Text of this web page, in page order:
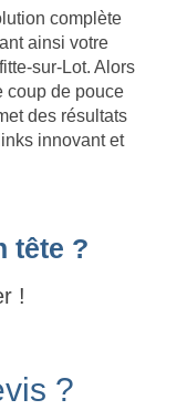
complète
ainsi votre
sur-Lot. Alors
coup de pouce
des résultats
innovant et
tête ?
!
?